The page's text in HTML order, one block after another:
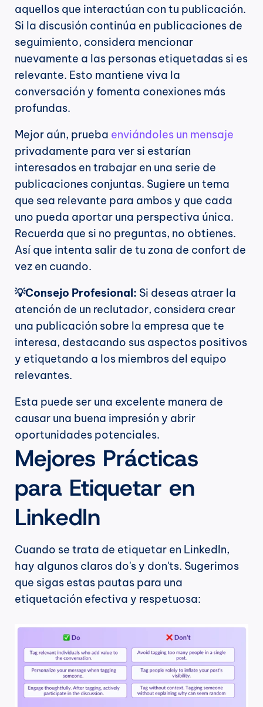
aquellos que interactúan con tu publicación.
Si la discusión continúa en publicaciones de
seguimiento, considera mencionar
nuevamente a las personas etiquetadas si es
relevante. Esto mantiene viva la
conversación y fomenta conexiones más
profundas.
Mejor aún, prueba
privadamente para ver si estarían
interesados en trabajar en una serie de
publicaciones conjuntas. Sugiere un tema
que sea relevante para ambos y que cada
uno pueda aportar una perspectiva única.
Recuerda que si no preguntas, no obtienes.
Así que intenta salir de tu zona de confort de
vez en cuando.
💡Consejo Profesional: Si deseas atraer la
atención de un reclutador, considera crear
una publicación sobre la empresa que te
interesa, destacando sus aspectos positivos
y etiquetando a los miembros del equipo
relevantes.
Esta puede ser una excelente manera de
causar una buena impresión y abrir
oportunidades potenciales.
Mejores Prácticas
para Etiquetar en
LinkedIn
Cuando se trata de etiquetar en LinkedIn,
hay algunos claros do's y don'ts. Sugerimos
que sigas estas pautas para una
etiquetación efectiva y respetuosa: